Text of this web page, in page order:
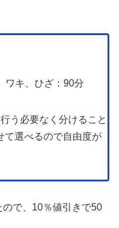
ワキ、ひざ：90分
う必要なく分けること
て選べるので自由度が
で、10％値引きで50